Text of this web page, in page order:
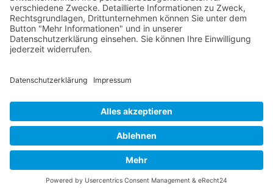
Gemeinde Schaan
Landstrasse 19, 9494 Schaan
Impressum